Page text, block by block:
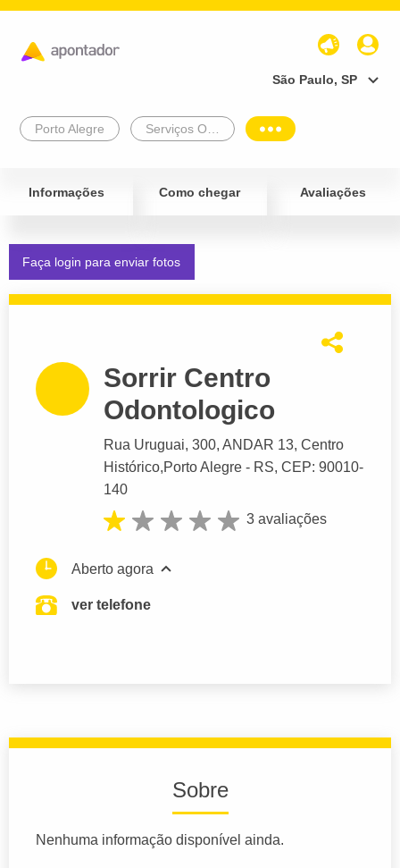
São Paulo, SP
Porto Alegre
Informações Como chegar Avaliações
Faça login para enviar fotos
Sorrir Centro
Odontologico
Rua Uruguai, 300, ANDAR 13, Centro
Histórico,Porto Alegre - RS, CEP: 90010-
140
3 avaliações
Aberto agora
ver telefone
Sobre
Nenhuma informação disponível ainda.